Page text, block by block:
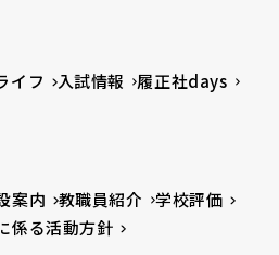
イフ 入試情報 履正社days
案内 教職員紹介
学校評価
係る活動方針